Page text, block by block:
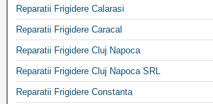
Reparatii Frigidere Calarasi
Reparatii Frigidere Caracal
Reparatii Frigidere Cluj Napoca
Reparatii Frigidere Cluj Napoca SRL
Reparatii Frigidere Constanta